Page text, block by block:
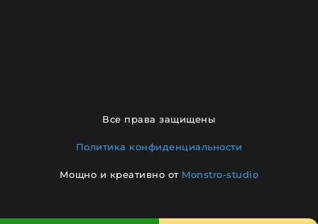
Все права защищены
Политика конфиденциальности
Мощно и креативно от Monstro-studio